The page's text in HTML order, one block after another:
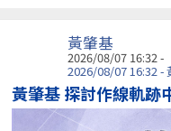
黃肇基
2026/08/07 16:32 -
2026/08/07 16:32 -
黃肇基 探討作線軌跡